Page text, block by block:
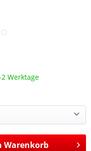
Werktage
Druckluft-Ventilfederspanner, Ventil-Niederdrücker, schwenkbar, professionelle Ausführung, universal 143,80 €*
Warenkorb